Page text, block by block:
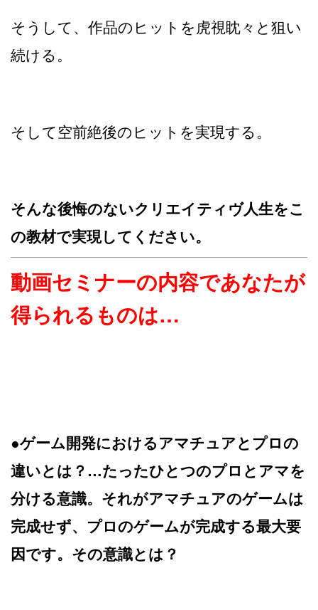
そうして、作品のヒットを虎視眈々と狙い
続ける。
そして空前絶後のヒットを実現する。
そんな後悔のないクリエイティヴ人生をこ
の教材で実現してください。
動画セミナーの内容であなたが
得られるものは…
●ゲーム開発におけるアマチュアとプロの
違いとは？…たったひとつのプロとアマを
分ける意識。それがアマチュアのゲームは
完成せず、プロのゲームが完成する最大要
因です。その意識とは？